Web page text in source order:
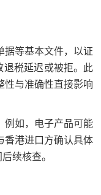
等基本文件，以证
退税延迟或被拒。此
性与准确性直接影响
如，电子产品可能
香港进口方确认具体
续核查。